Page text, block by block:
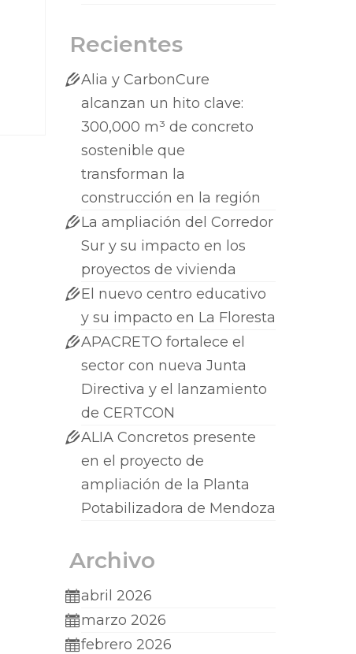
Recientes
Alia y CarbonCure
alcanzan un hito clave:
300,000 m³ de concreto
sostenible que
transforman la
construcción en la región
La ampliación del Corredor
Sur y su impacto en los
proyectos de vivienda
El nuevo centro educativo
y su impacto en La Floresta
APACRETO fortalece el
sector con nueva Junta
Directiva y el lanzamiento
de CERTCON
ALIA Concretos presente
en el proyecto de
ampliación de la Planta
Potabilizadora de Mendoza
Archivo
abril 2026
marzo 2026
febrero 2026